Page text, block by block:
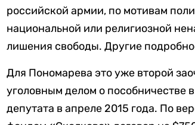
российской армии, по мотивам
национальной или религиозной
лишения свободы. Другие
Для Пономарева это уже второй
уголовным делом о пособничестве
депутата в апреле 2015 года. По